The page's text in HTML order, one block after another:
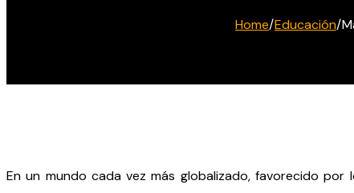
Home/Educación/
En un mundo cada vez más globalizado, favorecido